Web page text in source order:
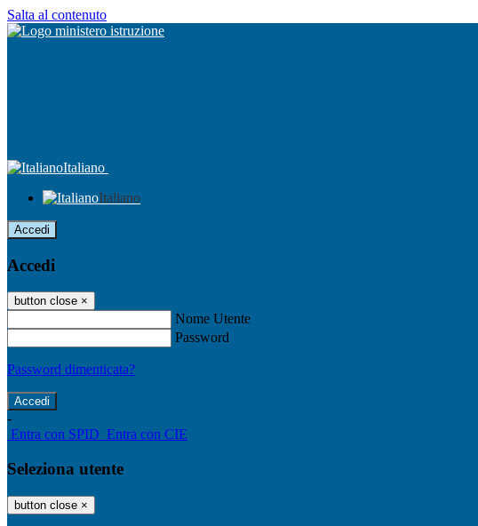
Salta al contenuto
Italiano
Italiano
Accedi
Accedi
button close ×
Nome Utente
Password
Password dimenticata?
-
Entra con SPID Entra con CIE
Seleziona utente
button close ×